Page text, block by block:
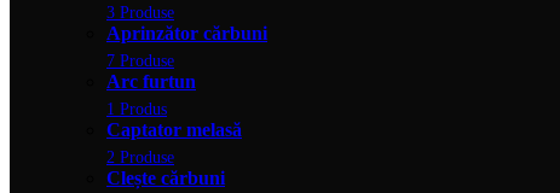
3 Produse
Aprinzător cărbuni
7 Produse
Arc furtun
1 Produs
Captator melasă
2 Produse
Clește cărbuni